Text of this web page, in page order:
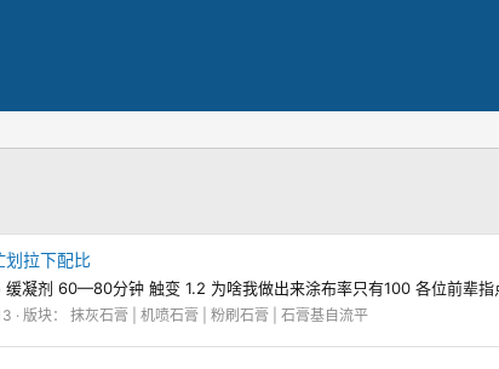
划拉下配比
凝剂 60—80分钟 触变 1.2 为啥我做出来涂布率只有100 各位前辈指
版块： 抹灰石膏 | 机喷石膏 | 粉刷石膏 | 石膏基自流平